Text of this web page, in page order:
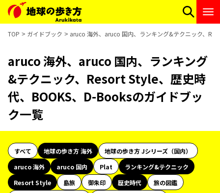
TOP ガイドブック aruco 海外、aruco 国内、ランキング&テクニック、
aruco 海外、aruco 国内、ランキング
&テクニック、Resort Style、歴史時
代、BOOKS、D-Booksのガイドブッ
ク一覧
すべて 地球の歩き方 海外
地球の歩き方 Jシリーズ（国内）
aruco 海外
aruco 国内 Plat
ランキング&テクニック
Resort Style
島旅 御朱印 歴史時代
旅の図鑑